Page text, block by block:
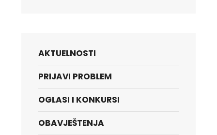
AKTUELNOSTI
PRIJAVI PROBLEM
OGLASI I KONKURSI
OBAVJEŠTENJA